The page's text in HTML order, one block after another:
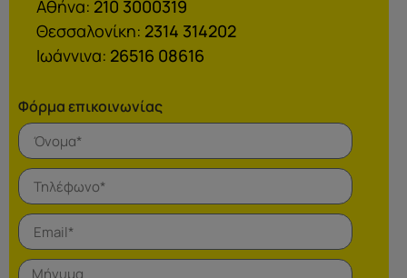
Αθήνα: 210 3000319
Θεσσαλονίκη: 2314 314202
Ιωάννινα: 26516 08616
Φόρμα επικοινωνίας